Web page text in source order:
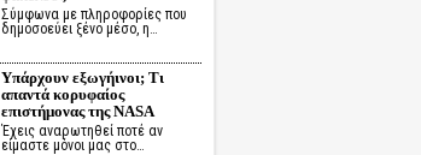
Σύμφωνα με πληροφορίες που
δημοσοεύει ξένο μέσο, η…
Υπάρχουν εξωγήινοι; Τι
απαντά κορυφαίος
επιστήμονας της NASA
Έχεις αναρωτηθεί ποτέ αν
είμαστε μόνοι μας στο…